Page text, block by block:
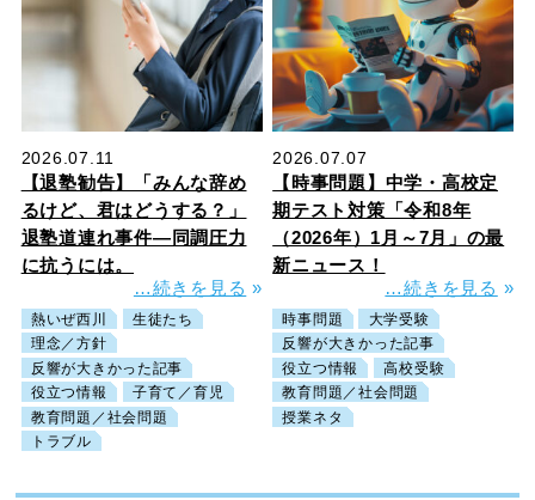
2026.07.11
【退塾勧告】「みんな辞め
るけど、君はどうする？」
退塾道連れ事件―同調圧力
に抗うには。
…続きを見る »
熱いぜ西川
生徒たち
理念／方針
反響が大きかった記事
役立つ情報
子育て／育児
教育問題／社会問題
トラブル
2026.07.07
【時事問題】中学・高校定
期テスト対策「令和8年
（2026年）1月～7月」の最
新ニュース！
…続きを見る »
時事問題
大学受験
反響が大きかった記事
役立つ情報
高校受験
教育問題／社会問題
授業ネタ